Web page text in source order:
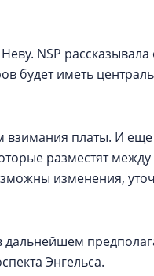
NSP рассказывала
будет иметь
взимания платы. И
разместят
изменения,
Энгельса.